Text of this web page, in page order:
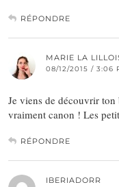
RÉPONDRE
MARIE LA
08/12/2015 / 3:06
Je viens de découvrir
vraiment canon ! Les
RÉPONDRE
IBERIADORR